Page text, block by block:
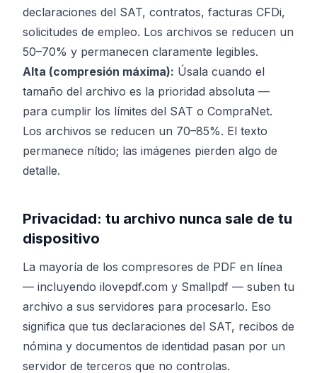
declaraciones del SAT, contratos, facturas CFDi,
solicitudes de empleo. Los archivos se reducen un
50–70% y permanecen claramente legibles.
Alta (compresión máxima): Úsala cuando el
tamaño del archivo es la prioridad absoluta —
para cumplir los límites del SAT o CompraNet.
Los archivos se reducen un 70–85%. El texto
permanece nítido; las imágenes pierden algo de
detalle.
Privacidad: tu archivo nunca sale de tu
dispositivo
La mayoría de los compresores de PDF en línea
— incluyendo ilovepdf.com y Smallpdf — suben tu
archivo a sus servidores para procesarlo. Eso
significa que tus declaraciones del SAT, recibos de
nómina y documentos de identidad pasan por un
servidor de terceros que no controlas.